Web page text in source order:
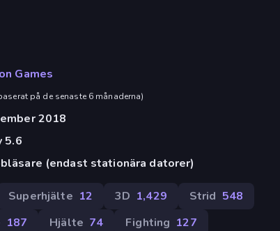
Games
på de senaste 6 månaderna)
2018
5.6
(endast stationära datorer)
Superhjälte 12 3D 1,429 Strid 548
187 Hjälte 74 Fighting 127